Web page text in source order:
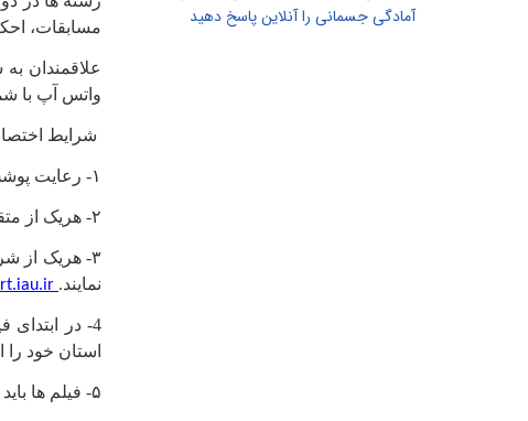
مسابقات،
علاقمندان
واتس آپ با شماره تلفن ۰۹۱۲۴۲۶۶۰۵۹ به اداره ورزش
شرایط
۱- رعایت پوشش اسلامی
۲- هریک از متقاضیان شرکت در مسابقه می بایست
۳- هریک از
نمایند.
4- در ابتدای
استان خود
۵- فیلم ها باید بدو ن برش باشند
آمادگی جسمانی را آنلاین پاسخ دهید